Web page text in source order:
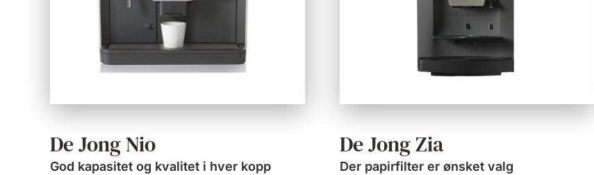
De Jong Nio
God kapasitet og kvalitet i hver kopp
De Jong Zia
Der papirfilter er ønsket valg